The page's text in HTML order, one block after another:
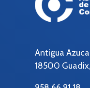
Antigua
18500